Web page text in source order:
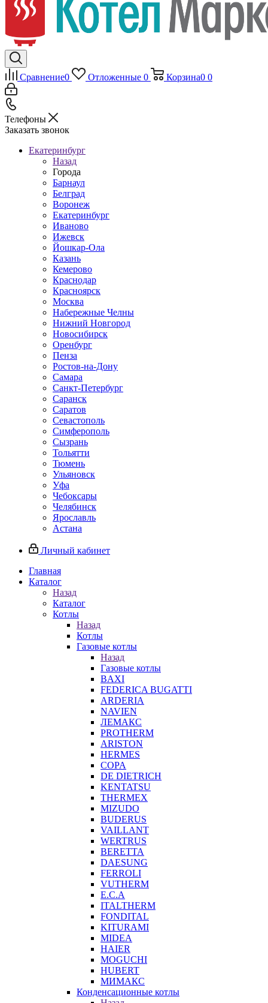
Сравнение0 Отложенные 0 Корзина0 0
Телефоны
Заказать звонок
Екатеринбург
Назад
Города
Барнаул
Белград
Воронеж
Екатеринбург
Иваново
Ижевск
Йошкар-Ола
Казань
Кемерово
Краснодар
Красноярск
Москва
Набережные Челны
Нижний Новгород
Новосибирск
Оренбург
Пенза
Ростов-на-Дону
Самара
Санкт-Петербург
Саранск
Саратов
Севастополь
Симферополь
Сызрань
Тольятти
Тюмень
Ульяновск
Уфа
Чебоксары
Челябинск
Ярославль
Астана
Личный кабинет
Главная
Каталог
Назад
Каталог
Котлы
Назад
Котлы
Газовые котлы
Назад
Газовые котлы
BAXI
FEDERICA BUGATTI
ARDERIA
NAVIEN
ЛЕМАКС
PROTHERM
ARISTON
HERMES
COPA
DE DIETRICH
KENTATSU
THERMEX
MIZUDO
BUDERUS
VAILLANT
WERTRUS
BERETTA
DAESUNG
FERROLI
VUTHERM
E.C.A
ITALTHERM
FONDITAL
KITURAMI
MIDEA
HAIER
MOGUCHI
HUBERT
МИМАКС
Конденсационные котлы